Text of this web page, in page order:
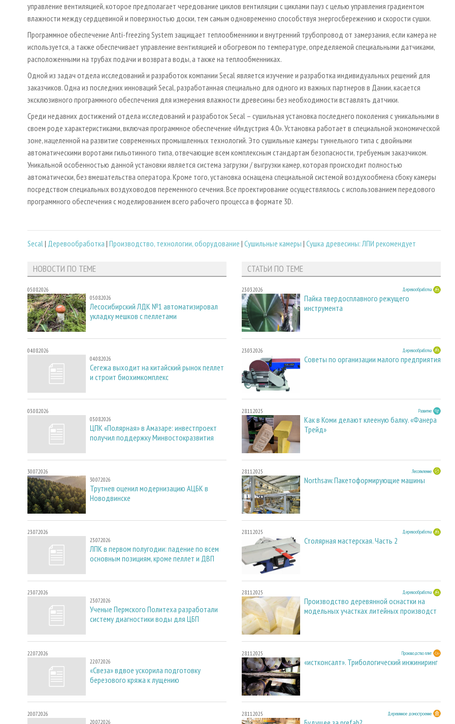
управление вентиляцией, которое предполагает чередование циклов вентиляции с циклами пауз с целью управления градиентом
влажности между сердцевиной и поверхностью доски, тем самым одновременно способствуя энергосбережению и скорости сушки.
Программное обеспечение Anti-freezing System защищает теплообменники и внутренний трубопровод от замерзания, если камера не
используется, а также обеспечивает управление вентиляцией и обогревом по температуре, определяемой специальными датчиками,
расположенными на трубах подачи и возврата воды, а также на теплообменниках.
Одной из задач отдела исследований и разработок компании Secal является изучение и разработка индивидуальных решений для
заказчиков. Одна из последних инноваций Secal, разработанная специально для одного из важных партнеров в Дании, касается
эксклюзивного программного обеспечения для измерения влажности древесины без необходимости вставлять датчики.
Среди недавних достижений отдела исследований и разработок Secal – сушильная установка последнего поколения с уникальными в
своем роде характеристиками, включая программное обеспечение «Индустрия 4.0». Установка работает в специальной экономической
зоне, нацеленной на развитие современных промышленных технологий. Это сушильные камеры туннельного типа с двойными
автоматическими воротами гильотинного типа, отвечающие всем комплексным стандартам безопасности, требуемым заказчиком.
Уникальной особенностью данной установки является система загрузки / выгрузки камер, которая происходит полностью
автоматически, без вмешательства оператора. Кроме того, установка оснащена специальной системой воздухообмена сбоку камеры
посредством специальных воздуховодов переменного сечения. Все проектирование осуществлялось с использованием передового
программного обеспечения с моделированием всего рабочего процесса в формате 3D.
Secal | Деревообработка | Производство, технологии, оборудование | Сушильные камеры | Сушка древесины: ЛПИ рекомендует
НОВОСТИ ПО ТЕМЕ
05.08.2026
05.08.2026
Лесосибирский ЛДК №1 автоматизировал
укладку мешков с пеллетами
04.08.2026
04.08.2026
Сегежа выходит на китайский рынок пеллет
и строит биохимкомплекс
03.08.2026
03.08.2026
ЦПК «Полярная» в Амазаре: инвестпроект
получил поддержку Минвостокразвития
30.07.2026
30.07.2026
Трутнев оценил модернизацию АЦБК в
Новодвинске
23.07.2026
23.07.2026
ЛПК в первом полугодии: падение по всем
основным позициям, кроме пеллет и ДВП
23.07.2026
23.07.2026
Ученые Пермского Политеха разработали
систему диагностики воды для ЦБП
22.07.2026
22.07.2026
«Свеза» вдвое ускорила подготовку
березового кряжа к лущению
20.07.2026
20.07.2026
СТАТЬИ ПО ТЕМЕ
23.03.2026 Деревообработка
Пайка твердосплавного режущего
инструмента
23.03.2026 Деревообработка
Советы по организации малого предприятия
28.11.2025 Развитие
Как в Коми делают клееную балку. «Фанера
Трейд»
28.11.2025 Лесопиление
Northsaw. Пакетоформирующие машины
28.11.2025 Деревообработка
Столярная мастерская. Часть 2
28.11.2025 Деревообработка
Производство деревянной оснастки на
модельных участках литейных производст
28.11.2025 Производство плит
«истконсалт». Трибологический инжиниринг
28.11.2025 Деревянное домостроение